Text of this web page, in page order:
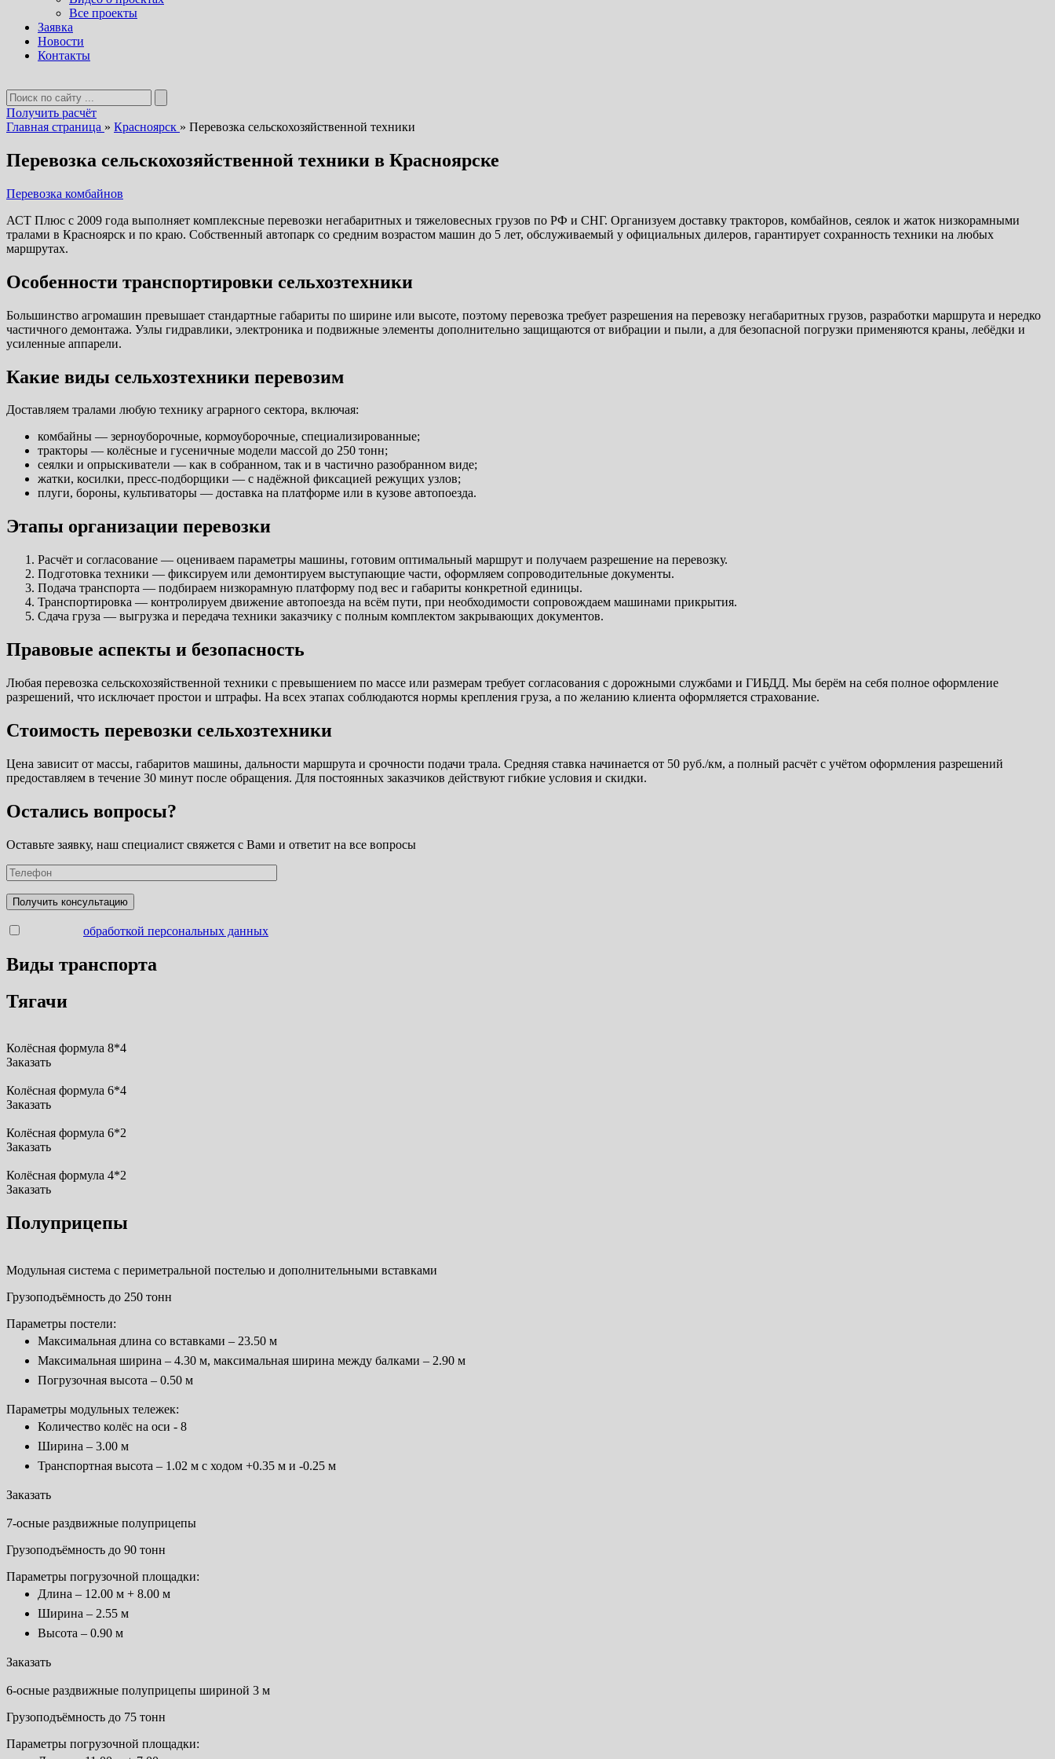
Все проекты
Заявка
Новости
Контакты
Получить расчёт
Главная страница » Красноярск » Перевозка сельскохозяйственной техники
Перевозка сельскохозяйственной техники в Красноярске
Перевозка комбайнов
АСТ Плюс с 2009 года выполняет комплексные перевозки негабаритных и тяжеловесных грузов по РФ и СНГ. Организуем доставку тракторов, комбайнов, сеялок и жаток низкорамными
тралами в Красноярск и по краю. Собственный автопарк со средним возрастом машин до 5 лет, обслуживаемый у официальных дилеров, гарантирует сохранность техники на любых
маршрутах.
Особенности транспортировки сельхозтехники
Большинство агромашин превышает стандартные габариты по ширине или высоте, поэтому перевозка требует разрешения на перевозку негабаритных грузов, разработки маршрута и нередко
частичного демонтажа. Узлы гидравлики, электроника и подвижные элементы дополнительно защищаются от вибрации и пыли, а для безопасной погрузки применяются краны, лебёдки и
усиленные аппарели.
Какие виды сельхозтехники перевозим
Доставляем тралами любую технику аграрного сектора, включая:
комбайны — зерноуборочные, кормоуборочные, специализированные;
тракторы — колёсные и гусеничные модели массой до 250 тонн;
сеялки и опрыскиватели — как в собранном, так и в частично разобранном виде;
жатки, косилки, пресс-подборщики — с надёжной фиксацией режущих узлов;
плуги, бороны, культиваторы — доставка на платформе или в кузове автопоезда.
Этапы организации перевозки
Расчёт и согласование — оцениваем параметры машины, готовим оптимальный маршрут и получаем разрешение на перевозку.
Подготовка техники — фиксируем или демонтируем выступающие части, оформляем сопроводительные документы.
Подача транспорта — подбираем низкорамную платформу под вес и габариты конкретной единицы.
Транспортировка — контролируем движение автопоезда на всём пути, при необходимости сопровождаем машинами прикрытия.
Сдача груза — выгрузка и передача техники заказчику с полным комплектом закрывающих документов.
Правовые аспекты и безопасность
Любая перевозка сельскохозяйственной техники с превышением по массе или размерам требует согласования с дорожными службами и ГИБДД. Мы берём на себя полное оформление
разрешений, что исключает простои и штрафы. На всех этапах соблюдаются нормы крепления груза, а по желанию клиента оформляется страхование.
Стоимость перевозки сельхозтехники
Цена зависит от массы, габаритов машины, дальности маршрута и срочности подачи трала. Средняя ставка начинается от 50 руб./км, а полный расчёт с учётом оформления разрешений
предоставляем в течение 30 минут после обращения. Для постоянных заказчиков действуют гибкие условия и скидки.
Остались вопросы?
Оставьте заявку, наш специалист свяжется с Вами и ответит на все вопросы
обработкой персональных данных
Виды транспорта
Тягачи
Колёсная формула 8*4
Заказать
Колёсная формула 6*4
Заказать
Колёсная формула 6*2
Заказать
Колёсная формула 4*2
Заказать
Полуприцепы
Модульная система с периметральной постелью и дополнительными вставками
Грузоподъёмность до 250 тонн
Параметры постели:
Максимальная длина со вставками – 23.50 м
Максимальная ширина – 4.30 м, максимальная ширина между балками – 2.90 м
Погрузочная высота – 0.50 м
Параметры модульных тележек:
Количество колёс на оси - 8
Ширина – 3.00 м
Транспортная высота – 1.02 м с ходом +0.35 м и -0.25 м
Заказать
7-осные раздвижные полуприцепы
Грузоподъёмность до 90 тонн
Параметры погрузочной площадки:
Длина – 12.00 м + 8.00 м
Ширина – 2.55 м
Высота – 0.90 м
Заказать
6-осные раздвижные полуприцепы шириной 3 м
Грузоподъёмность до 75 тонн
Параметры погрузочной площадки: